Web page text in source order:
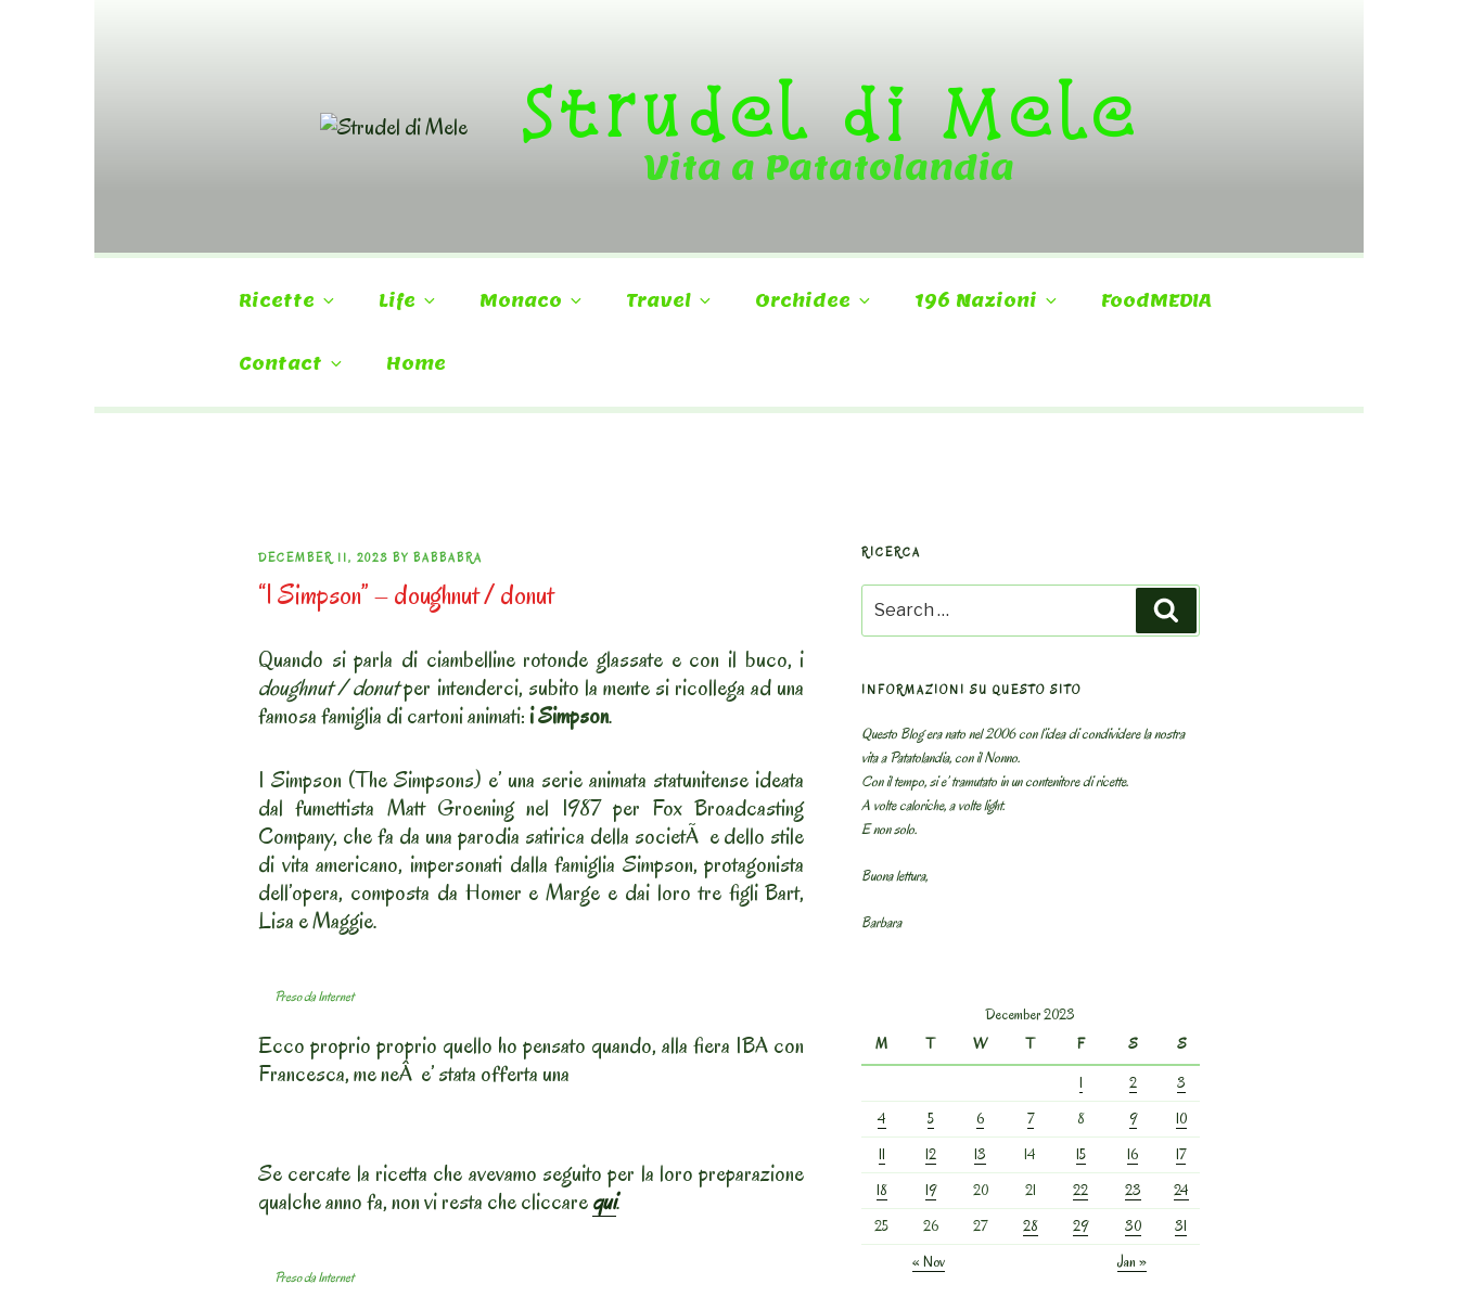
Strudel di Mele
Vita a Patatolandia
Ricette Life Monaco Travel Orchidee 196 Nazioni FoodMEDIA
Contact Home
POSTED
ON
DECEMBER 11, 2023 BY BABBABRA
“I Simpson” – doughnut / donut
Quando si parla di ciambelline rotonde glassate e con il buco, i
doughnut / donutper intenderci, subito la mente si ricollega ad una
famosa famiglia di cartoni animati: i Simpson.
I Simpson (The Simpsons) e’ una serie animata statunitense ideata
dal fumettista Matt Groening nel 1987 per Fox Broadcasting
Company, che fa da una parodia satirica della societÃ e dello stile
di vita americano, impersonati dalla famiglia Simpson, protagonista
dell’opera, composta da Homer e Marge e dai loro tre figli Bart,
Lisa e Maggie.
Preso da Internet
Ecco proprio proprio quello ho pensato quando, alla fiera IBA con
Francesca, me neÂ e’ stata offerta una
Se cercate la ricetta che avevamo seguito per la loro preparazione
qualche anno fa, non vi resta che cliccarequi.
Preso da Internet
RICERCA
for:
INFORMAZIONI SU QUESTO SITO
Questo Blog era nato nel 2006 con l’idea di condividere la nostra
vita a Patatolandia, con il Nonno.
Con il tempo, si e’ tramutato in un contenitore di ricette.
A volte caloriche, a volte light.
E non solo.
Buona lettura,
Barbara
December 2023
M
T W T F S
S
1
2
3
4
5 6 7 8 9
10
11
12 13 14 15 16
17
18
19 20 21 22 23
24
25
26 27 28 29 30
31
« Nov
Jan »